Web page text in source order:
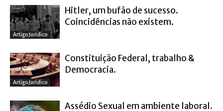
Artigo Jurídico
Hitler, um bufão de sucesso.
Coincidências não existem.
Artigo Jurídico
Constituição Federal, trabalho &
Democracia.
Assédio Sexual em ambiente laboral.